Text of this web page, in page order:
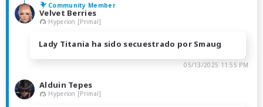
Community Member
Velvet Berries
Hyperion [Primal]
Lady Titania ha sido secuestrado por Smaug
05/13/2025 11:55 PM
Alduin Tepes
Hyperion [Primal]